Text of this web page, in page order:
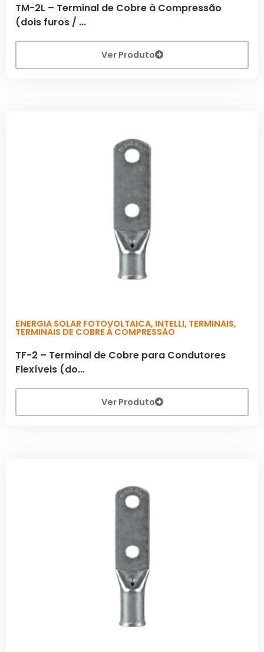
TM-2L – Terminal de Cobre à Compressão
(dois furos / ...
Ver Produto
ENERGIA SOLAR FOTOVOLTAICA, INTELLI, TERMINAIS,
TERMINAIS DE COBRE À COMPRESSÃO
TF-2 – Terminal de Cobre para Condutores
Flexíveis (do...
Ver Produto